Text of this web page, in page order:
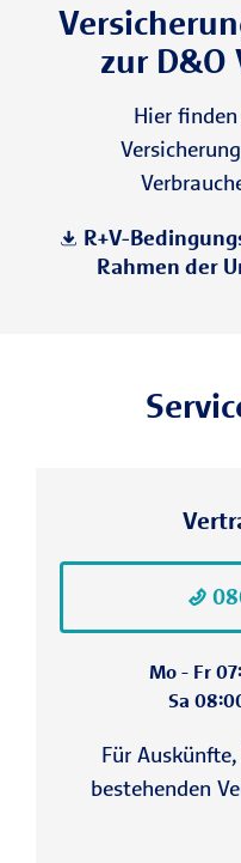
zur D&O
Hier
R+V-
Rahmen der
Mo - Fr
Sa
Für
bestehenden